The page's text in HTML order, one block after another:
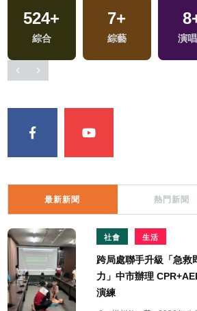
524+
綜合
7+
綜藝
8
演
1+
兩岸藝苑天地
11+
2024總統大選
3+
兩岸佛
流專區
最新新聞 熱門新聞
社會 生活
跨局處聯手升級「急救
力」中市辦理
演練